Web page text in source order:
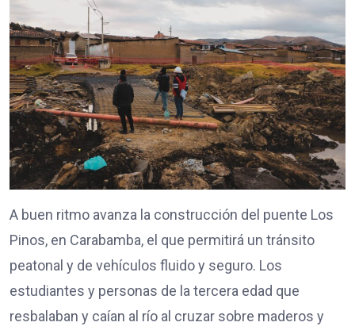
A buen ritmo avanza la construcción del puente Los
Pinos, en Carabamba, el que permitirá un tránsito
peatonal y de vehículos fluido y seguro. Los
estudiantes y personas de la tercera edad que
resbalaban y caían al río al cruzar sobre maderos y